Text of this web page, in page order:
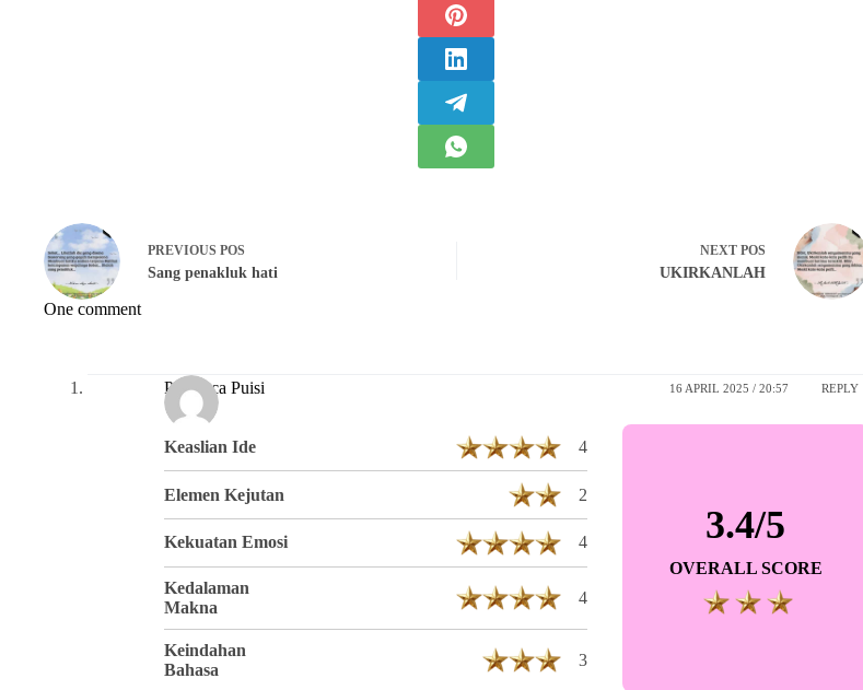
PREVIOUS POS
Sang penakluk hati
NEXT POS
UKIRKANLAH
One comment
Pembaca Puisi 16 APRIL 2025 / 20:57 REPLY
Keaslian Ide 4
Elemen Kejutan 2
Kekuatan Emosi 4
Kedalaman
Makna
4
Keindahan
Bahasa
3
3.4/5
OVERALL SCORE